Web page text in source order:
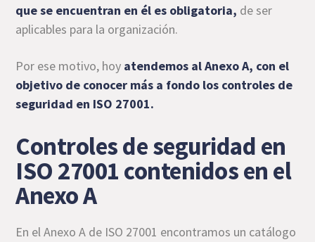
que se encuentran en él es obligatoria, de ser
aplicables para la organización.
Por ese motivo, hoy atendemos al Anexo A, con el
objetivo de conocer más a fondo los controles de
seguridad en ISO 27001.
Controles de seguridad en
ISO 27001 contenidos en el
Anexo A
En el Anexo A de ISO 27001 encontramos un catálogo